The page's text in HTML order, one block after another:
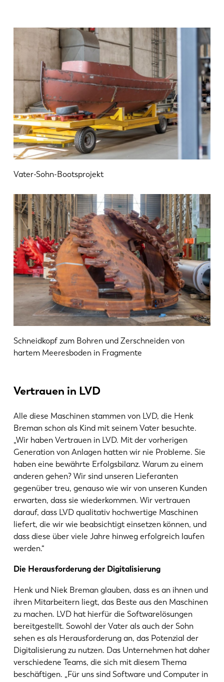
Vater-Sohn-Bootsprojekt
Schneidkopf zum Bohren und Zerschneiden von
hartem Meeresboden in Fragmente
Vertrauen in LVD
Alle diese Maschinen stammen von LVD, die Henk
Breman schon als Kind mit seinem Vater besuchte.
„Wir haben Vertrauen in LVD. Mit der vorherigen
Generation von Anlagen hatten wir nie Probleme. Sie
haben eine bewährte Erfolgsbilanz. Warum zu einem
anderen gehen? Wir sind unseren Lieferanten
gegenüber treu, genauso wie wir von unseren Kunden
erwarten, dass sie wiederkommen. Wir vertrauen
darauf, dass LVD qualitativ hochwertige Maschinen
liefert, die wir wie beabsichtigt einsetzen können, und
dass diese über viele Jahre hinweg erfolgreich laufen
werden.“
Die Herausforderung der Digitalisierung
Henk und Niek Breman glauben, dass es an ihnen und
ihren Mitarbeitern liegt, das Beste aus den Maschinen
zu machen. LVD hat hierfür die Softwarelösungen
bereitgestellt. Sowohl der Vater als auch der Sohn
sehen es als Herausforderung an, das Potenzial der
Digitalisierung zu nutzen. Das Unternehmen hat daher
verschiedene Teams, die sich mit diesem Thema
beschäftigen. „Für uns sind Software und Computer in
EN NL
FR EN-US
DE IT
ES
PL SK
KO CN